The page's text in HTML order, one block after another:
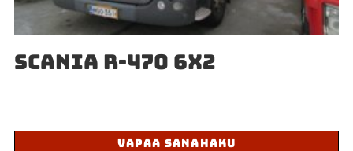
SCANIA R-470 6X2
VAPAA SANAHAKU